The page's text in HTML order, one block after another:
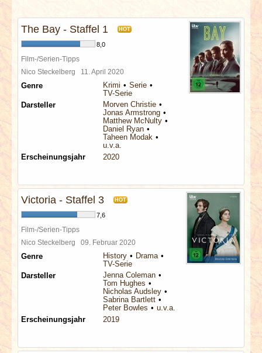
SPECIALS
REDAKTION
LINKS
The Bay - Staffel 1 HOT
8,0
Film-/Serien-Tipps
Nico Steckelberg 11. April 2020
Genre Krimi
Serie
TV-Serie
Darsteller
Morven Christie
Jonas Armstrong
Matthew McNulty
Daniel Ryan
Taheen Modak
u.v.a.
Erscheinungsjahr
2020
Victoria - Staffel 3 HOT
7,6
Film-/Serien-Tipps
Nico Steckelberg 09. Februar 2020
Genre History
Drama
TV-Serie
Darsteller
Jenna Coleman
Tom Hughes
Nicholas Audsley
Sabrina Bartlett
Peter Bowles
u.v.a.
Erscheinungsjahr
2019